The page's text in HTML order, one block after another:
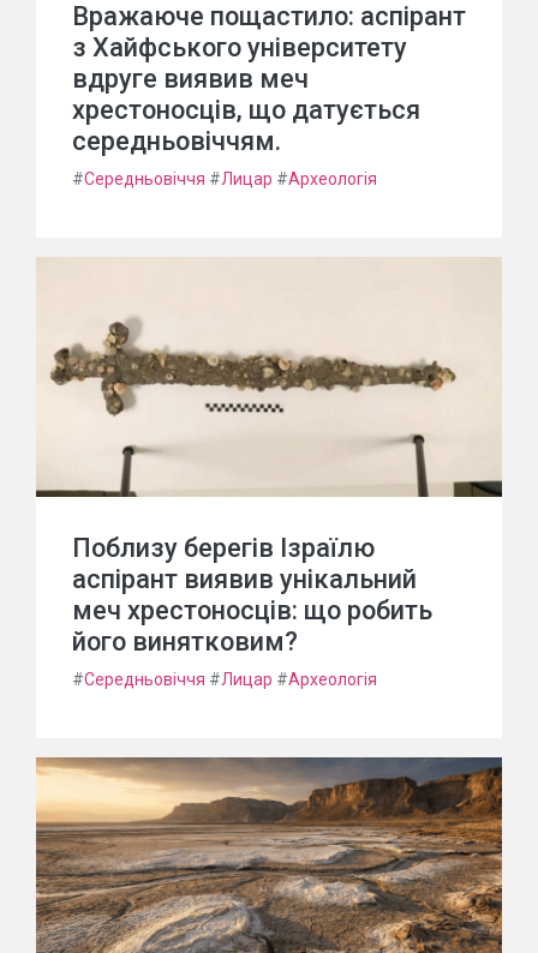
Вражаюче пощастило: аспірант
з Хайфського університету
вдруге виявив меч
хрестоносців, що датується
середньовіччям.
#Середньовіччя #Лицар #Археологія
Поблизу берегів Ізраїлю
аспірант виявив унікальний
меч хрестоносців: що робить
його винятковим?
#Середньовіччя #Лицар #Археологія